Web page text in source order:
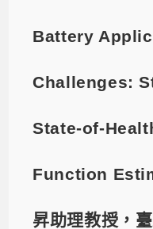
Battery
Challenges:
State-of-
Function
昇助理教授，